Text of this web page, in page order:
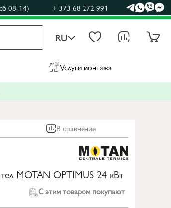
08-14) + 373 68 272 991
RU
Услуги монтажа
В сравнение
MOTAN OPTIMUS 24 кВт
С этим товаром покупают